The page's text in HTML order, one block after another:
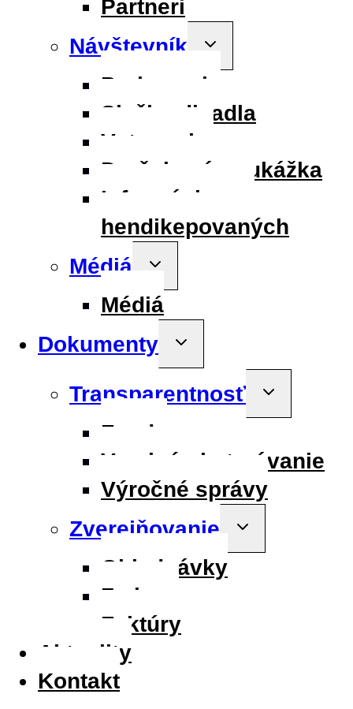
Partneri
Návštevník
Toggle
menu
Parkovanie
Služby divadla
Vstupenky
Darčeková poukážka
Informácie pre
hendikepovaných
Médiá
Toggle
menu
Médiá
Dokumenty
Toggle
menu
Transparentnosť
Toggle
menu
Fondy
Verejné obstarávanie
Výročné správy
Zverejňovanie
Toggle
menu
Objednávky
Zmluvy
Faktúry
Aktuality
Kontakt